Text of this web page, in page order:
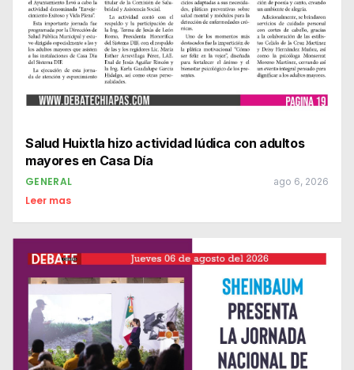
Salud Huixtla hizo actividad lúdica con adultos
mayores en Casa Día
GENERAL ago 6, 2026
Leer mas